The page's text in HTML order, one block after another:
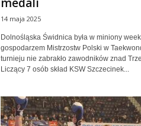
14 maja 2025
Dolnośląska Świdnica była w miniony
gospodarzem Mistrzostw Polski w
turnieju nie zabrakło zawodników znad
Liczący 7 osób skład KSW Szczecinek...